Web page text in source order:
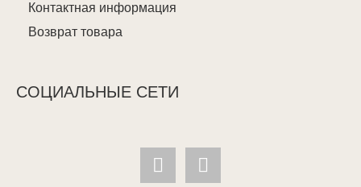
Контактная информация
Возврат товара
СОЦИАЛЬНЫЕ СЕТИ